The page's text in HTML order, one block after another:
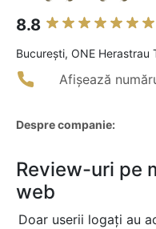
8.8
Bucureşti, ONE Herastrau
Afișează
Despre companie:
Review-uri pe
web
Doar userii logați au